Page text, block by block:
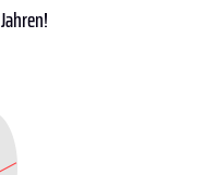
Jahren!